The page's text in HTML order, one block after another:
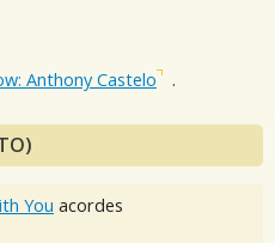
Anthony Castelo .
You acordes